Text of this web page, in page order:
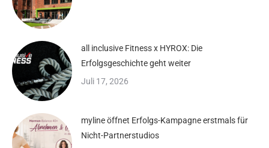
all inclusive Fitness x HYROX: Die
Erfolgsgeschichte geht weiter
Juli 17, 2026
myline öffnet Erfolgs-Kampagne erstmals für
Nicht-Partnerstudios